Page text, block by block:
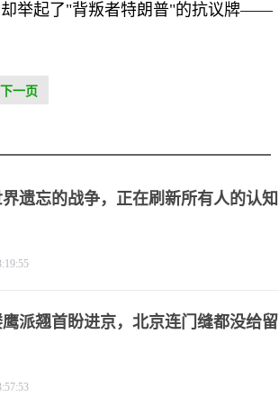
却举起了"背叛者特朗普"的抗议牌——
下一页
遗忘的战争，正在刷新所有人的认知
派翘首盼进京，北京连门缝都没给留